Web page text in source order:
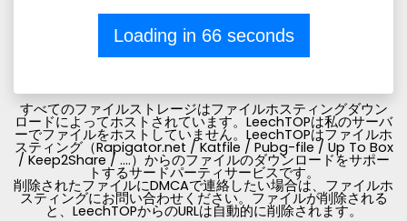
Loading in 66seconds
すべてのファイルストレージはファイルホスティングダウン
ロードによってホストされています。LeechTOPは私のサーバ
ーでファイルをホストしていません。LeechTOPはファイルホ
スティング（Rapigator.net / Katfile / Pubg-file / Up To Box
/ Keep2Share / ....）からのファイルのダウンロードをサポー
トするサードパーティサービスです。
削除されたファイルにDMCAで連絡したい場合は、ファイルホ
スティングにお問い合わせください。ファイルが削除される
と、LeechTOPからのURLは自動的に削除されます。